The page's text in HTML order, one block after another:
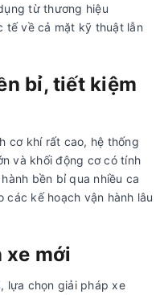
từ thương hiệu
tế về cả mặt kỹ thuật lẫn
bỉ, tiết kiệm
cơ khí rất cao, hệ thống
và khối động cơ có tính
bền bỉ qua nhiều ca
các kế hoạch vận hành lâu
xe mới
lựa chọn giải pháp xe